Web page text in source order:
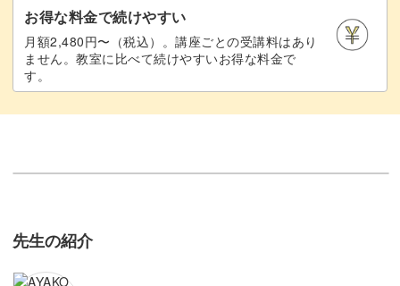
お得な料金で続けやすい
月額2,480円〜（税込）。講座ごとの受講料はあり
ません。教室に比べて続けやすいお得な料金で
す。
先生の紹介